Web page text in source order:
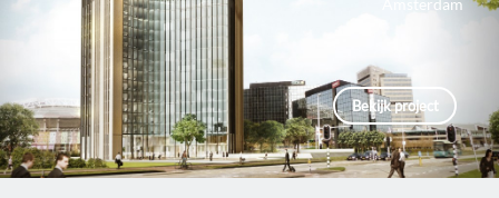
Bekijk project